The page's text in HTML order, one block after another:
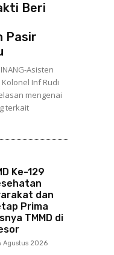
Beri
Pasir
Asisten
Inf Rudi
mengenai
terkait
Ke-129
dan
Prima
TMMD di
Agustus 2026